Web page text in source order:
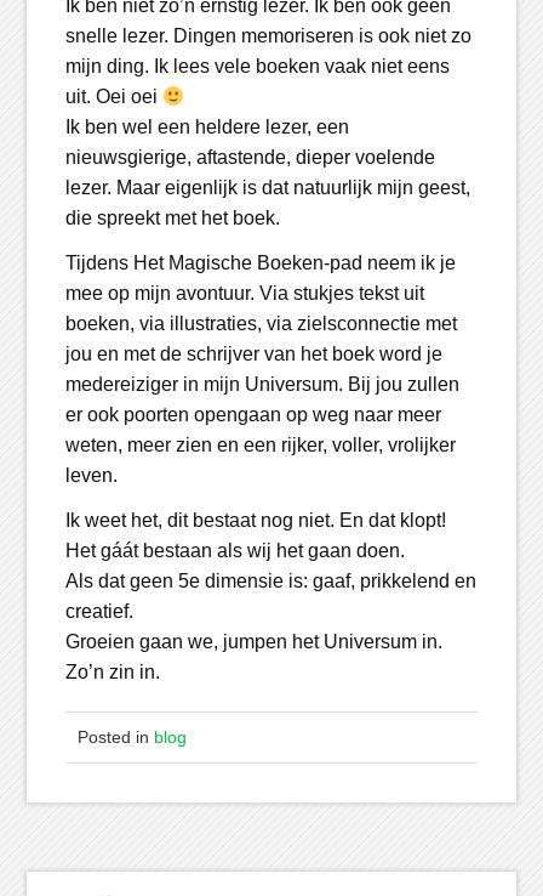
Ik ben niet zo’n ernstig lezer. Ik ben ook geen
snelle lezer. Dingen memoriseren is ook niet zo
mijn ding. Ik lees vele boeken vaak niet eens
uit. Oei oei
Ik ben wel een heldere lezer, een
nieuwsgierige, aftastende, dieper voelende
lezer. Maar eigenlijk is dat natuurlijk mijn geest,
die spreekt met het boek.
Tijdens Het Magische Boeken-pad neem ik je
mee op mijn avontuur. Via stukjes tekst uit
boeken, via illustraties, via zielsconnectie met
jou en met de schrijver van het boek word je
medereiziger in mijn Universum. Bij jou zullen
er ook poorten opengaan op weg naar meer
weten, meer zien en een rijker, voller, vrolijker
leven.
Ik weet het, dit bestaat nog niet. En dat klopt!
Het gáát bestaan als wij het gaan doen.
Als dat geen 5e dimensie is: gaaf, prikkelend en
creatief.
Groeien gaan we, jumpen het Universum in.
Zo’n zin in.
Posted in blog